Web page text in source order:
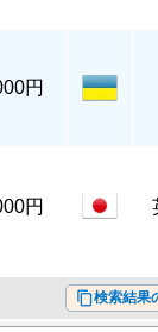
円
円
content_copy検索結果